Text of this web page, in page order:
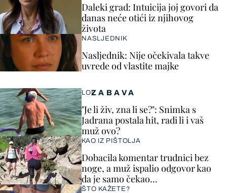
ZABAVA
LOL
"Je li živ, zna li se?": Snimka s
Jadrana postala hit, radi li i vaš
muž ovo?
KAO IZ PIŠTOLJA
Dobacila komentar trudnici bez
noge, a muž ispalio odgovor kao
da je samo čekao…
ŠTO KAŽETE?
Daleki grad: Intuicija joj govori da
danas neće otići iz njihovog
života
NASLJEDNIK
Nasljednik: Nije očekivala takve
uvrede od vlastite majke